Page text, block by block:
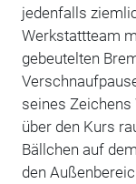
jedenfalls
Werkstattteam
gebeutelten
seines Zeichens
über den Kurs
Bällchen auf
den